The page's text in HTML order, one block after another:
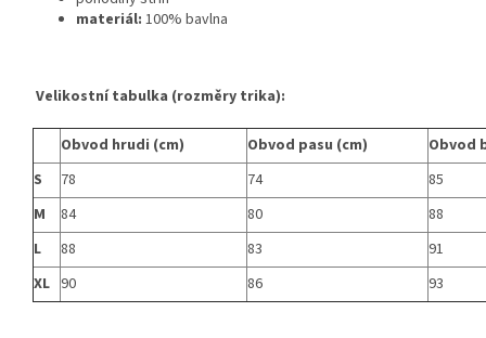
materiál: 100% bavlna
Velikostní tabulka (rozměry trika):
Obvod hrudi (cm) Obvod pasu (cm)
Obvod
S
78 74
85
M
84 80
88
L
88 83
91
XL 90 86 93